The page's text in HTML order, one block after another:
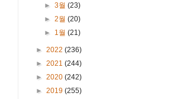
►3월(23)
►2월(20)
► 1월(21)
► 2022 (236)
► 2021 (244)
► 2020 (242)
► 2019 (255)